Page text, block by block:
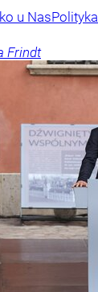
u NasPolityka
Frindt